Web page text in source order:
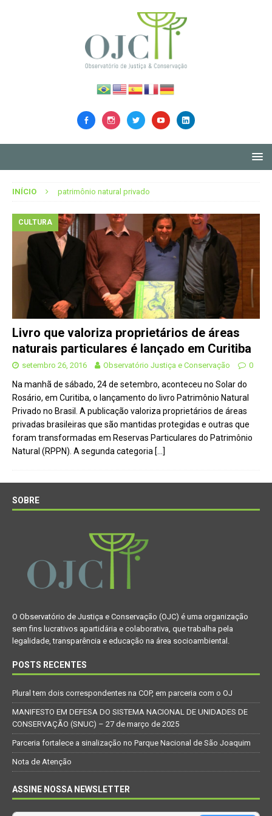
INÍCIO patrimônio natural privado
CULTURA
Livro que valoriza proprietários de áreas
naturais particulares é lançado em Curitiba
setembro 26, 2016 Observatório Justiça e Conservação 0
Na manhã de sábado, 24 de setembro, aconteceu no Solar do
Rosário, em Curitiba, o lançamento do livro Patrimônio Natural
Privado no Brasil. A publicação valoriza proprietários de áreas
privadas brasileiras que são mantidas protegidas e outras que
foram transformadas em Reservas Particulares do Patrimônio
Natural (RPPN). A segunda categoria […]
SOBRE
O Observatório de Justiça e Conservação (OJC) é uma organização
sem fins lucrativos apartidária e colaborativa, que trabalha pela
legalidade, transparência e educação na área socioambiental.
POSTS RECENTES
Plural tem dois correspondentes na COP, em parceria com o OJ
MANIFESTO EM DEFESA DO SISTEMA NACIONAL DE UNIDADES DE
CONSERVAÇÃO (SNUC) – 27 de março de 2025
Parceria fortalece a sinalização no Parque Nacional de São Joaquim
Nota de Atenção
ASSINE NOSSA NEWSLETTER